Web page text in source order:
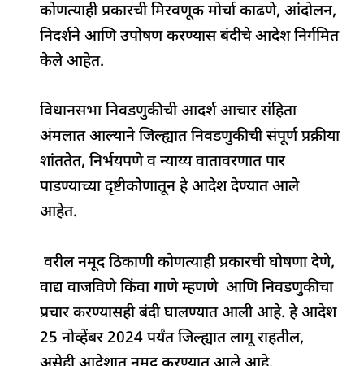
कोणत्याही प्रकारची मिरवणूक मोर्चा काढणे, आंदोलन,
निदर्शने आणि उपोषण करण्यास बंदीचे आदेश निर्गमित
केले आहेत.
विधानसभा निवडणुकीची आदर्श आचार संहिता
अंमलात आल्याने जिल्ह्यात निवडणुकीची संपूर्ण प्रक्रीया
शांततेत, निर्भयपणे व न्याय्य वातावरणात पार
पाडण्याच्या दृष्टीकोणातून हे आदेश देण्यात आले
आहेत.
वरील नमूद ठिकाणी कोणत्याही प्रकारची घोषणा देणे,
वाद्य वाजविणे किंवा गाणे म्हणणे आणि निवडणुकीचा
प्रचार करण्यासही बंदी घालण्यात आली आहे. हे आदेश
25 नोव्हेंबर 2024 पर्यंत जिल्ह्यात लागू राहतील,